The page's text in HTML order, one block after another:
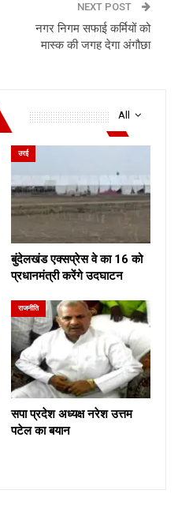
NEXT POST
नगर निगम सफाई कर्मियों को
मास्क की जगह देगा अंगौछा
All
उरई
बुंदेलखंड एक्सप्रेस वे का 16 को
प्रधानमंत्री करेंगे उदघाटन
राजनीति
सपा प्रदेश अध्यक्ष नरेश उत्तम
पटेल का बयान